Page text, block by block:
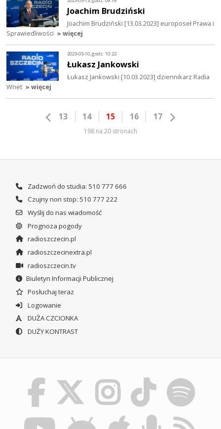
Joachim Brudziński
Joachim Brudziński [13.03.2023] europoseł Prawa i
Sprawiedliwości » więcej
2023-03-10, godz. 10:22
Łukasz Jankowski
Łukasz Jankowski [10.03.2023] dziennikarz Radia
Wnet » więcej
13 14 15 16 17
198 na 20 stronach
Zadzwoń do studia: 510 777 666
Czujny non stop: 510 777 222
Wyślij do nas wiadomość
Prognoza pogody
radioszczecin.pl
radioszczecinextra.pl
radioszczecin.tv
Biuletyn Informacji Publicznej
Posłuchaj teraz
Logowanie
DUŻA CZCIONKA
DUŻY KONTRAST